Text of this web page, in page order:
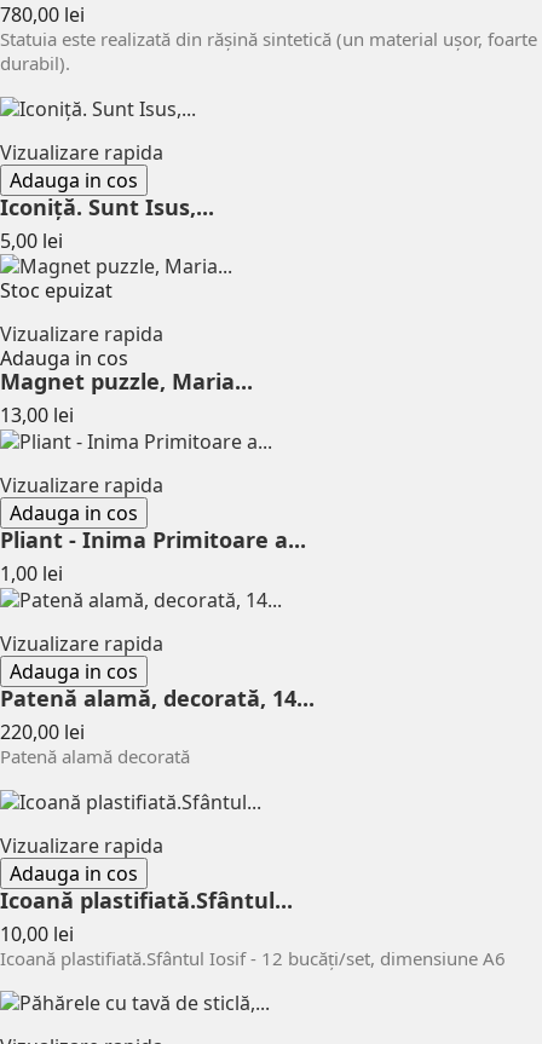
780,00 lei
Statuia este realizată din rășină sintetică (un material ușor, foarte
durabil).
Vizualizare rapida
Adauga in cos
Iconiță. Sunt Isus,...
5,00 lei
Stoc epuizat
Vizualizare rapida
Adauga in cos
Magnet puzzle, Maria...
13,00 lei
Vizualizare rapida
Adauga in cos
Pliant - Inima Primitoare a...
1,00 lei
Vizualizare rapida
Adauga in cos
Patenă alamă, decorată, 14...
220,00 lei
Patenă alamă decorată
Vizualizare rapida
Adauga in cos
Icoană plastifiată.Sfântul...
10,00 lei
Icoană plastifiată.Sfântul Iosif - 12 bucăți/set, dimensiune A6